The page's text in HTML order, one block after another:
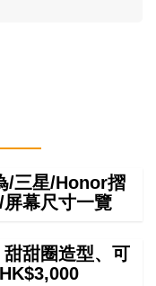
/三星/Honor摺
幕尺寸一覽
甜圈造型、可